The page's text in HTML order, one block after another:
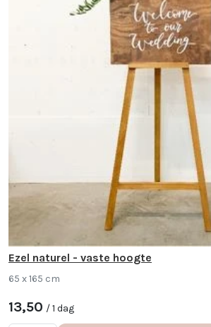
Ezel naturel - vaste hoogte
65 x 165 cm
13,50 / 1 dag